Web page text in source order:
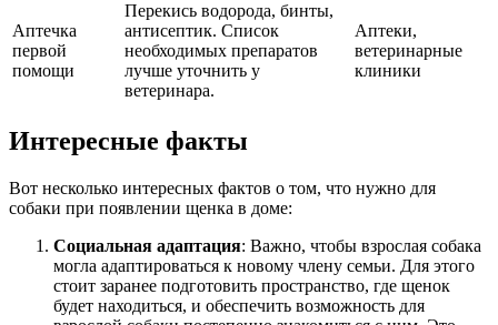
Аптечка
первой
помощи
Перекись водорода, бинты,
антисептик. Список
необходимых препаратов
лучше уточнить у
ветеринара.
Аптеки,
ветеринарные
клиники
Интересные факты
Вот несколько интересных фактов о том, что нужно для
собаки при появлении щенка в доме:
Социальная адаптация: Важно, чтобы взрослая собака
могла адаптироваться к новому члену семьи. Для этого
стоит заранее подготовить пространство, где щенок
будет находиться, и обеспечить возможность для